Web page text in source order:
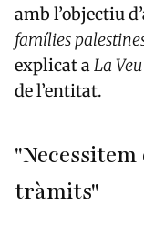
amb l’objectiu
famílies
explicat aLa
de l’entitat.
tràmits"